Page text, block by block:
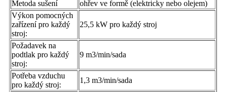
Metoda sušení
ohřev ve formě (elektricky nebo olejem)
Výkon pomocných
zařízení pro každý
stroj:
25,5 kW pro každý stroj
Požadavek na
podtlak pro každý
stroj:
9 m3/min/sada
Potřeba vzduchu
pro každý stroj:
1,3 m3/min/sada